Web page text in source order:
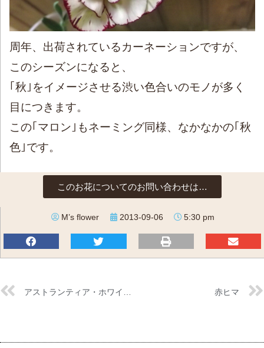
周年、出荷されているカーネーションですが、
このシーズンになると、
｢秋｣をイメージさせる渋い色合いのモノが多く
目につきます。
この｢マロン｣もネーミング同様、なかなかの｢秋
色｣です。
このお花についてのお問い合わせは…
M’s flower 2013-09-06 5:30 pm
赤ヒマ